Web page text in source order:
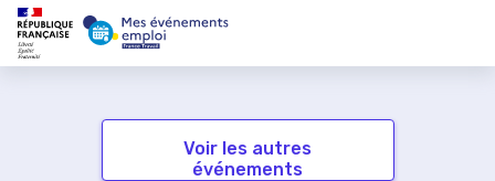
Voir les autres
événements